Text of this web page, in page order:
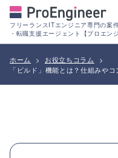
フリーランスITエンジニア専門の案
・転職支援エージェント【プロエン
ホーム > お役立ちコラム
>
「ビルド」機能とは？仕組みや